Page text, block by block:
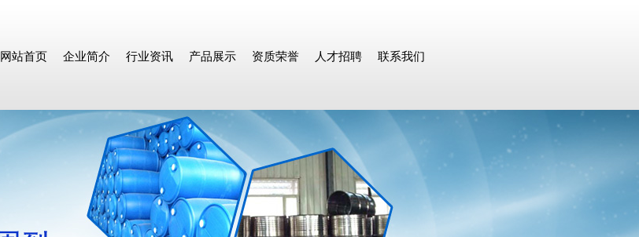
网站首页 企业简介 行业资讯 产品展示 资质荣誉 人才招聘 联系我们